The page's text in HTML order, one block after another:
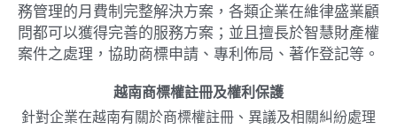
務管理的月費制完整解決方案，各類企業在維律盛業顧
問都可以獲得完善的服務方案；並且擅長於智慧財產權
案件之處理，協助商標申請、專利佈局、著作登記等。
越南商標權註冊及權利保護
針對企業在越南有關於商標權註冊、異議及相關糾紛處理